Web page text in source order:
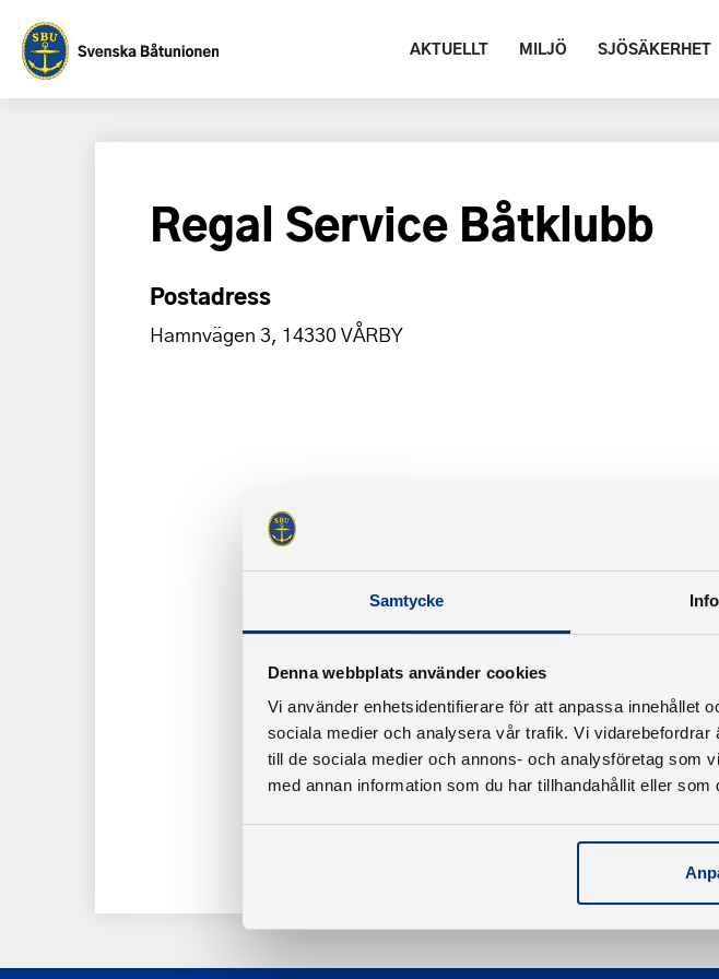
Samtycke
Denna webbplats använder cookies
Vi använder enhetsidentifierare för att anpassa innehållet
sociala medier och analysera vår trafik. Vi
till de sociala medier och annons- och analysföretag som
med annan information som du har tillhandahållit eller
AKTUELLT MILJÖ SJÖSÄKERHET
Regal Service Båtklubb
Postadress
Hamnvägen 3, 14330 VÅRBY